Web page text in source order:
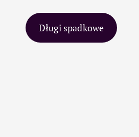
Długi spadkowe